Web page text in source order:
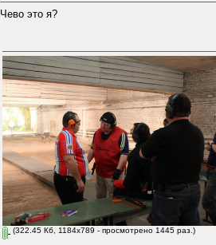
Чево это я?
(322.45 Кб, 1184x789 - просмотрено 1445 раз.)